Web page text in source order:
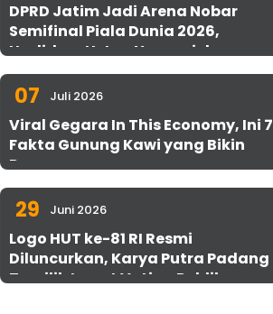
DPRD Jatim Jadi Arena Nobar
Semifinal Piala Dunia 2026,
Hadirkan Uston Nawawi dan
UMKM Gratis untuk 1.000 Warga
07 Juli 2026
Viral Gegara In This Economy, Ini 7
Fakta Gunung Kawi yang Bikin
Penasaran
29 Juni 2026
Logo HUT ke-81 RI Resmi
Diluncurkan, Karya Putra Padang
Terpilih Lewat Voting Publik